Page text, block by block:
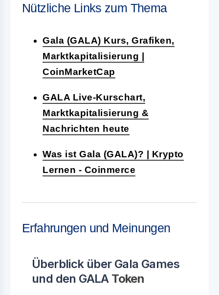
Nützliche Links zum Thema
Gala (GALA) Kurs, Grafiken,
Marktkapitalisierung |
CoinMarketCap
GALA Live-Kurschart,
Marktkapitalisierung &
Nachrichten heute
Was ist Gala (GALA)? | Krypto
Lernen - Coinmerce
Erfahrungen und Meinungen
Überblick über Gala Games
und den GALA Token